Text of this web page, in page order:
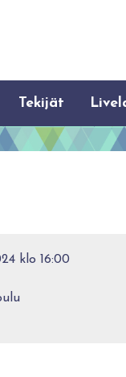
Tekijät
klo 16:00